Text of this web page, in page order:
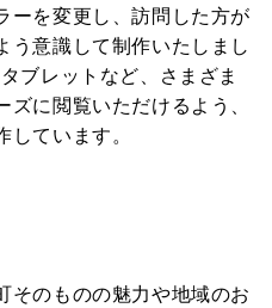
ーを変更し、訪問した方が
う意識して制作いたしまし
ブレットなど、さまざま
に閲覧いただけるよう、
ています。
そのものの魅力や地域のお